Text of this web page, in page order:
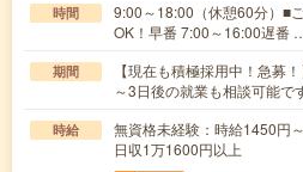
時間
9:00～18:00（休憩60分）■
OK！早番 7:00～16:00遅番
期間
【現在も積極採用中！急募
～3日後の就業も相談可能で
時給
無資格未経験：時給1450
日収1万1600円以上